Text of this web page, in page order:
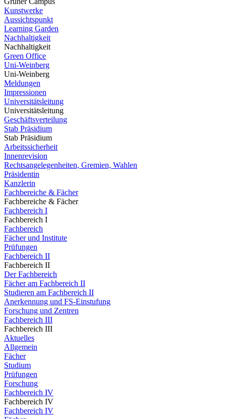
Kunstwerke
Aussichtspunkt
Learning Garden
Nachhaltigkeit
Nachhaltigkeit
Green Office
Uni-Weinberg
Uni-Weinberg
Meldungen
Impressionen
Universitätsleitung
Universitätsleitung
Geschäftsverteilung
Stab Präsidium
Stab Präsidium
Arbeitssicherheit
Innenrevision
Rechtsangelegenheiten, Gremien, Wahlen
Präsidentin
Kanzlerin
Fachbereiche & Fächer
Fachbereiche & Fächer
Fachbereich I
Fachbereich I
Fachbereich
Fächer und Institute
Prüfungen
Fachbereich II
Fachbereich II
Der Fachbereich
Fächer am Fachbereich II
Studieren am Fachbereich II
Anerkennung und FS-Einstufung
Forschung und Zentren
Fachbereich III
Fachbereich III
Aktuelles
Allgemein
Fächer
Studium
Prüfungen
Forschung
Fachbereich IV
Fachbereich IV
Fachbereich IV